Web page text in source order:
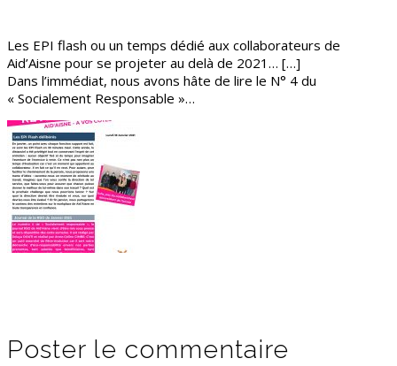
Les EPI flash ou un temps dédié aux collaborateurs de
Aid’Aisne pour se projeter au delà de 2021… […]
Dans l’immédiat, nous avons hâte de lire le N° 4 du
« Socialement Responsable »…
Poster le commentaire